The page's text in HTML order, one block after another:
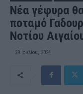
Νέα γέφυρα
ποταμό
Νοτίου
29 Ιουλίου, 2024